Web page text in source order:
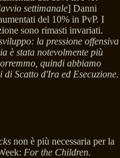
settimanale] Danni
del 10% in PvP. I
sono rimasti invariati.
la pressione offensiva
è stata notevolmente più
quindi abbiamo
di Scatto d'Ira ed Esecuzione.
non è più necessaria per la
For the Children.